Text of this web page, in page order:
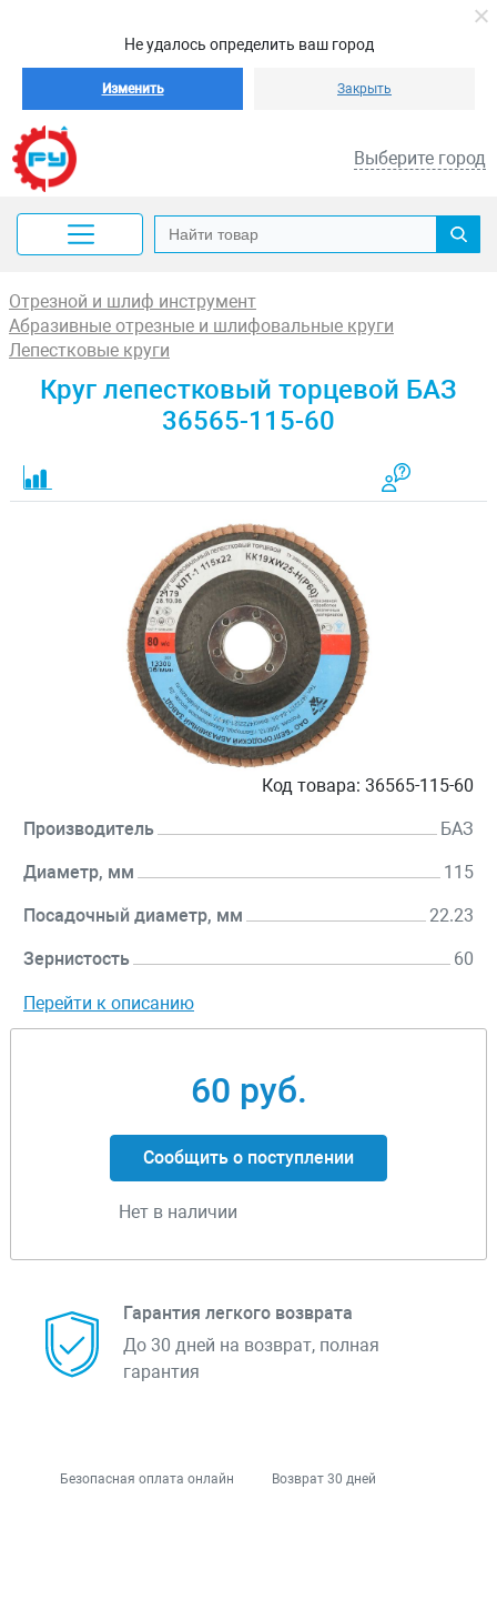
Не удалось определить ваш город
Изменить Закрыть
Выберите город
Отрезной и шлиф инструмент
Абразивные отрезные и шлифовальные круги
Лепестковые круги
Круг лепестковый торцевой БАЗ
36565-115-60
Код товара: 36565-115-60
Производитель БАЗ
Диаметр, мм 115
Посадочный диаметр, мм 22.23
Зернистость 60
Перейти к описанию
60 руб.
Сообщить о поступлении
Нет в наличии
Гарантия легкого возврата
До 30 дней на возврат, полная
гарантия
Безопасная оплата онлайн Возврат 30 дней